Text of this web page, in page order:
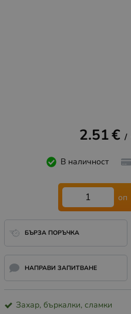
2.51€ /
В наличност
оп
БЪРЗА ПОРЪЧКА
НАПРАВИ ЗАПИТВАНЕ
Захар, бъркалки, сламки